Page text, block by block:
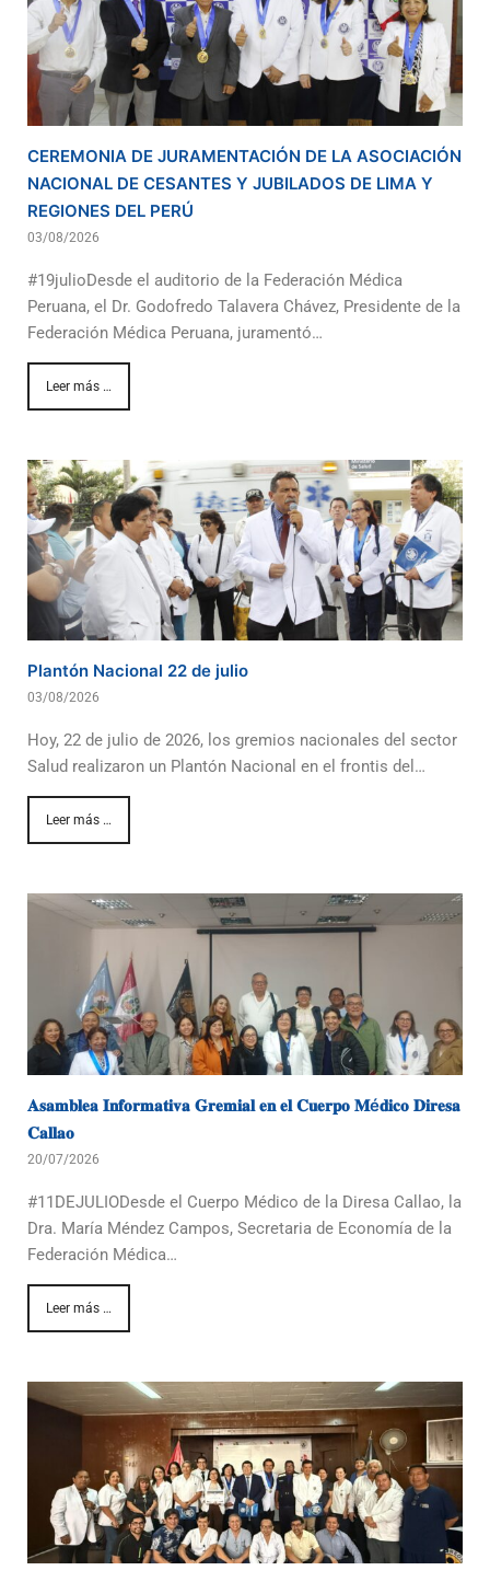
píldoras
de
Tadalafil
en
línea.
CEREMONIA DE JURAMENTACIÓN DE LA ASOCIACIÓN
NACIONAL DE CESANTES Y JUBILADOS DE LIMA Y
REGIONES DEL PERÚ
03/08/2026
#19julioDesde el auditorio de la Federación Médica
Peruana, el Dr. Godofredo Talavera Chávez, Presidente de la
Federación Médica Peruana, juramentó…
Leer más …
Plantón Nacional 22 de julio
03/08/2026
Hoy, 22 de julio de 2026, los gremios nacionales del sector
Salud realizaron un Plantón Nacional en el frontis del…
Leer más …
𝐀𝐬𝐚𝐦𝐛𝐥𝐞𝐚 𝐈𝐧𝐟𝐨𝐫𝐦𝐚𝐭𝐢𝐯𝐚 𝐆𝐫𝐞𝐦𝐢𝐚𝐥 𝐞𝐧 𝐞𝐥 𝐂𝐮𝐞𝐫𝐩𝐨 𝐌é𝐝𝐢𝐜𝐨 𝐃𝐢𝐫𝐞𝐬𝐚
𝐂𝐚𝐥𝐥𝐚𝐨
20/07/2026
#11DEJULIODesde el Cuerpo Médico de la Diresa Callao, la
Dra. María Méndez Campos, Secretaria de Economía de la
Federación Médica…
Leer más …